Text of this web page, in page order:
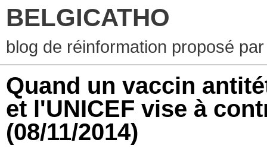
BELGICATHO
blog de réinformation proposé
Quand un vaccin
et l'UNICEF vise à
(08/11/2014)